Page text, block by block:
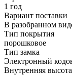
1 год
Вариант поставки
В разобранном
Тип покрытия
порошковое
Тип замка
Электронный
Внутренняя